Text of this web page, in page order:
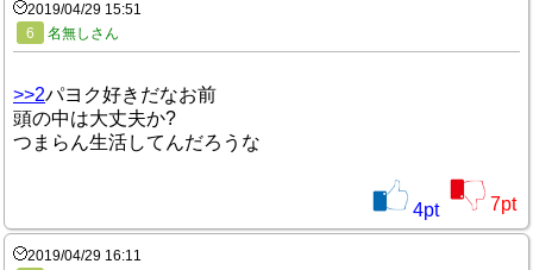
2019/04/29 15:51
6
名無しさん
>>2パヨク好きだなお前
頭の中は大丈夫か?
つまらん生活してんだろうな
4pt 7pt
2019/04/29 16:11